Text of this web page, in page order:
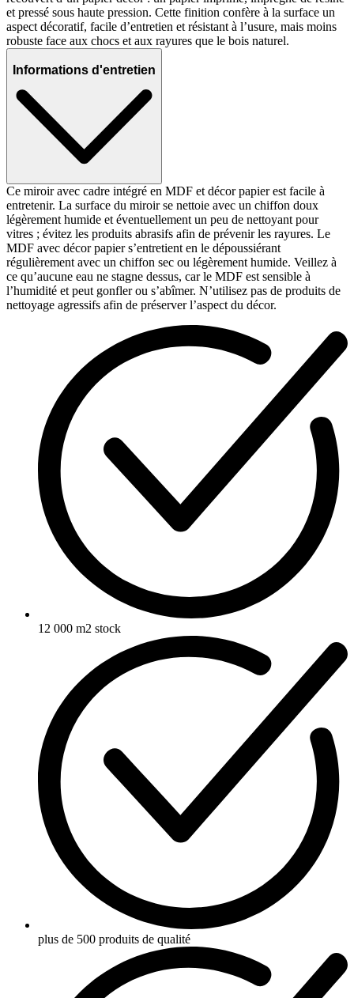
et pressé sous haute pression. Cette finition confère à la surface un
aspect décoratif, facile d’entretien et résistant à l’usure, mais moins
robuste face aux chocs et aux rayures que le bois naturel.
Informations d'entretien
Ce miroir avec cadre intégré en MDF et décor papier est facile à
entretenir. La surface du miroir se nettoie avec un chiffon doux
légèrement humide et éventuellement un peu de nettoyant pour
vitres ; évitez les produits abrasifs afin de prévenir les rayures. Le
MDF avec décor papier s’entretient en le dépoussiérant
régulièrement avec un chiffon sec ou légèrement humide. Veillez à
ce qu’aucune eau ne stagne dessus, car le MDF est sensible à
l’humidité et peut gonfler ou s’abîmer. N’utilisez pas de produits de
nettoyage agressifs afin de préserver l’aspect du décor.
12 000 m2 stock
plus de 500 produits de qualité